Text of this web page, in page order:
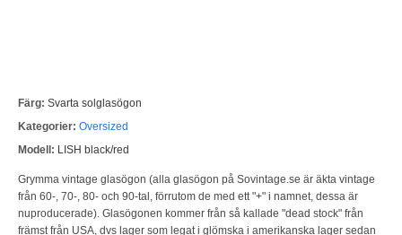
Färg: Svarta solglasögon
Kategorier: Oversized
Modell: LISH black/red
Grymma vintage glasögon (alla glasögon på Sovintage.se är äkta vintage
från 60-, 70-, 80- och 90-tal, förrutom de med ett "+" i namnet, dessa är
nuproducerade). Glasögonen kommer från så kallade "dead stock" från
främst från USA, dvs lager som legat i glömska i amerikanska lager sedan